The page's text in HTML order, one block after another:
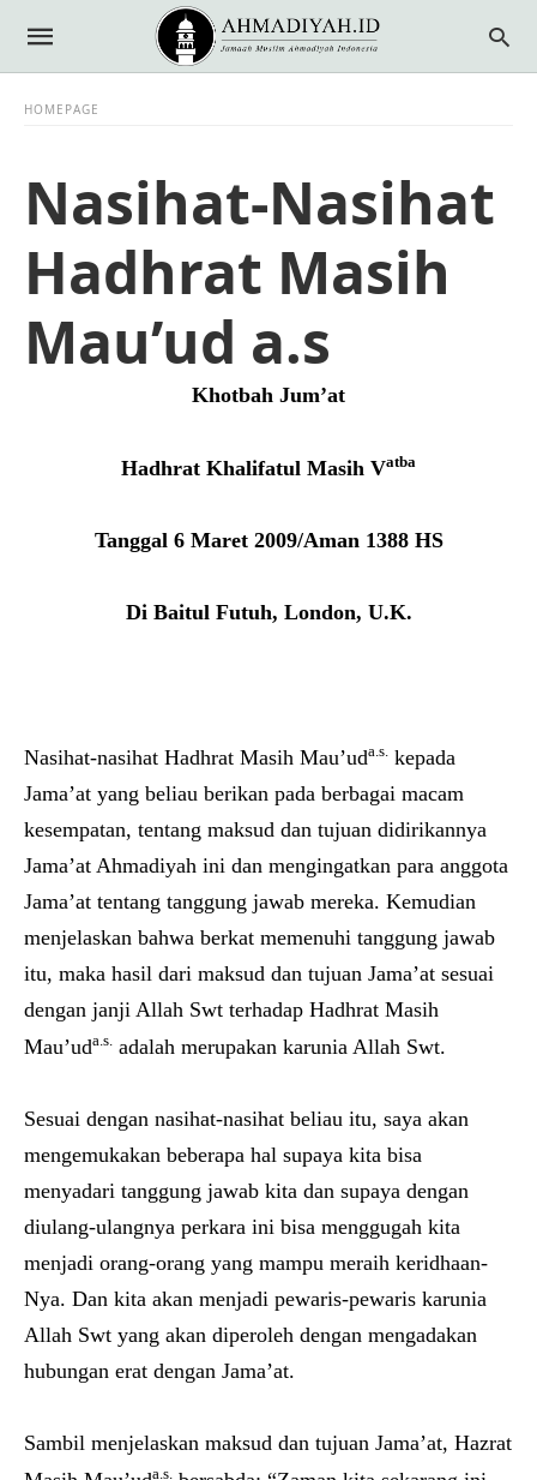
HOMEPAGE
Nasihat-Nasihat
Hadhrat Masih
Mau’ud a.s
Khotbah Jum’at
Hadhrat Khalifatul Masih Vatba
Tanggal 6 Maret2009/Aman1388HS
Di Baitul Futuh, London, U.K.
Nasihat-nasihat Hadhrat Masih Mau’uda.s. kepada
Jama’at yang beliau berikan pada berbagai macam
kesempatan, tentang maksud dan tujuan didirikannya
Jama’at Ahmadiyah ini dan mengingatkan para anggota
Jama’at tentang tanggung jawab mereka. Kemudian
menjelaskan bahwa berkat memenuhi tanggung jawab
itu, maka hasil dari maksud dan tujuan Jama’at sesuai
dengan janji Allah Swt terhadap Hadhrat Masih
Mau’uda.s. adalah merupakan karunia Allah Swt.
Sesuai dengan nasihat-nasihat beliau itu, saya akan
mengemukakan beberapa hal supaya kita bisa
menyadari tanggung jawab kita dan supaya dengan
diulang-ulangnya perkara ini bisa menggugah kita
menjadi orang-orang yang mampu meraih keridhaan-
Nya. Dan kita akan menjadi pewaris-pewaris karunia
Allah Swt yang akan diperoleh dengan mengadakan
hubungan erat dengan Jama’at.
Sambil menjelaskan maksud dan tujuan Jama’at, Hazrat
a.s.